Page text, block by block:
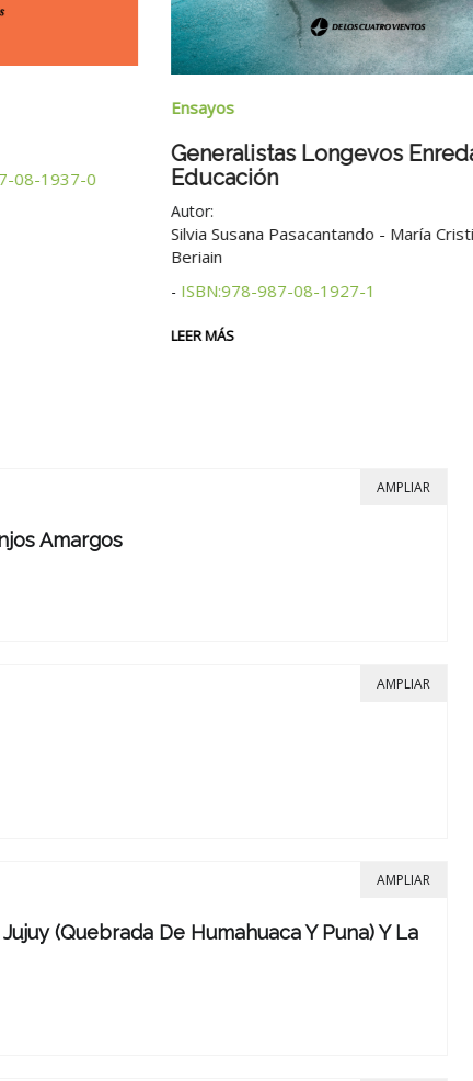
Generalistas Longevos Enredados En
Educación
Silvia Susana Pasacantando - María Cristina Rosales
ISBN:978-987-08-1927-1
Amargos
AMPLIAR
AMPLIAR
(Quebrada De Humahuaca Y Puna) Y La
AMPLIAR